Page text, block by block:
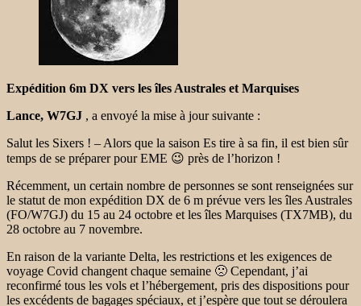
Expédition 6m DX vers les îles Australes et Marquises
Lance, W7GJ , a envoyé la mise à jour suivante :
Salut les Sixers ! – Alors que la saison Es tire à sa fin, il est bien sûr
temps de se préparer pour EME 😉 près de l’horizon !
Récemment, un certain nombre de personnes se sont renseignées sur
le statut de mon expédition DX de 6 m prévue vers les îles Australes
(FO/W7GJ) du 15 au 24 octobre et les îles Marquises (TX7MB), du
28 octobre au 7 novembre.
En raison de la variante Delta, les restrictions et les exigences de
voyage Covid changent chaque semaine 🙁 Cependant, j’ai
reconfirmé tous les vols et l’hébergement, pris des dispositions pour
les excédents de bagages spéciaux, et j’espère que tout se déroulera